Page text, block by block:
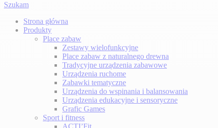
Szukam
Strona główna
Produkty
Place zabaw
Zestawy wielofunkcyjne
Place zabaw z naturalnego drewna
Tradycyjne urządzenia zabawowe
Urządzenia ruchome
Zabawki tematyczne
Urządzenia do wspinania i balansowania
Urządzenia edukacyjne i sensoryczne
Grafic Games
Sport i fitness
ACTI’Fit